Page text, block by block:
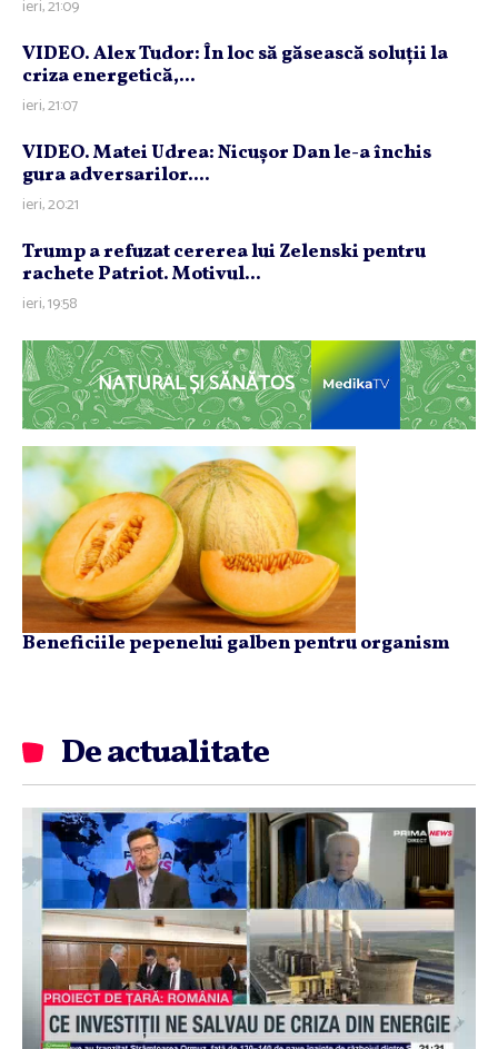
ieri, 21:09
VIDEO. Alex Tudor: În loc să găsească soluţii la
criza energetică,...
ieri, 21:07
VIDEO. Matei Udrea: Nicuşor Dan le-a închis
gura adversarilor....
ieri, 20:21
Trump a refuzat cererea lui Zelenski pentru
rachete Patriot. Motivul...
ieri, 19:58
NATURAL ȘI SĂNĂTOS
Beneficiile pepenelui galben pentru organism
De actualitate